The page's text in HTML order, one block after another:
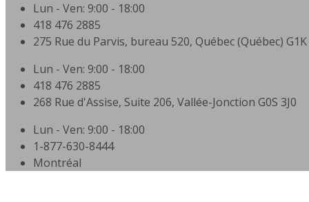
Lun - Ven: 9:00 - 18:00
418 476 2885
275 Rue du Parvis, bureau 520, Québec (Québec) G1K
Lun - Ven: 9:00 - 18:00
418 476 2885
268 Rue d'Assise, Suite 206, Vallée-Jonction G0S 3J0
Lun - Ven: 9:00 - 18:00
1-877-630-8444
Montréal